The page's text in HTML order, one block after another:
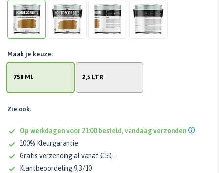
750 ML 2,5 LTR
Maak je keuze:
Zie ook:
Op werkdagen voor 21:00 besteld, vandaag verzonden
100% Kleurgarantie
Gratis verzending al vanaf €50,-
Klantbeoordeling 9,3/10